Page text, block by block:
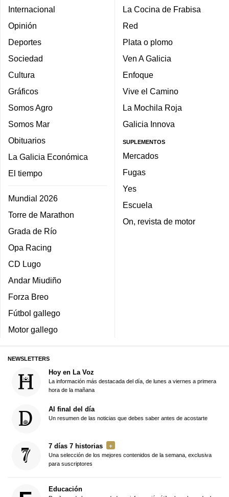
Internacional
Opinión
Deportes
Sociedad
Cultura
Gráficos
Somos Agro
Somos Mar
Obituarios
La Galicia Económica
El tiempo
Mundial 2026
Torre de Marathon
Grada de Río
Opa Racing
CD Lugo
Andar Miudiño
Forza Breo
Fútbol gallego
Motor gallego
La Cocina de Frabisa
Red
Plata o plomo
Ven A Galicia
Enfoque
Vive el Camino
La Mochila Roja
Galicia Innova
SUPLEMENTOS
Mercados
Fugas
Yes
Escuela
On, revista de motor
NEWSLETTERS
Hoy en La Voz
La información más destacada del día, de lunes a viernes a primera
hora de la mañana
Al final del día
Un resumen de las noticias que debes saber antes de acostarte
7 días 7 historias
Una selección de los mejores contenidos de la semana, exclusiva
para suscriptores
Educación